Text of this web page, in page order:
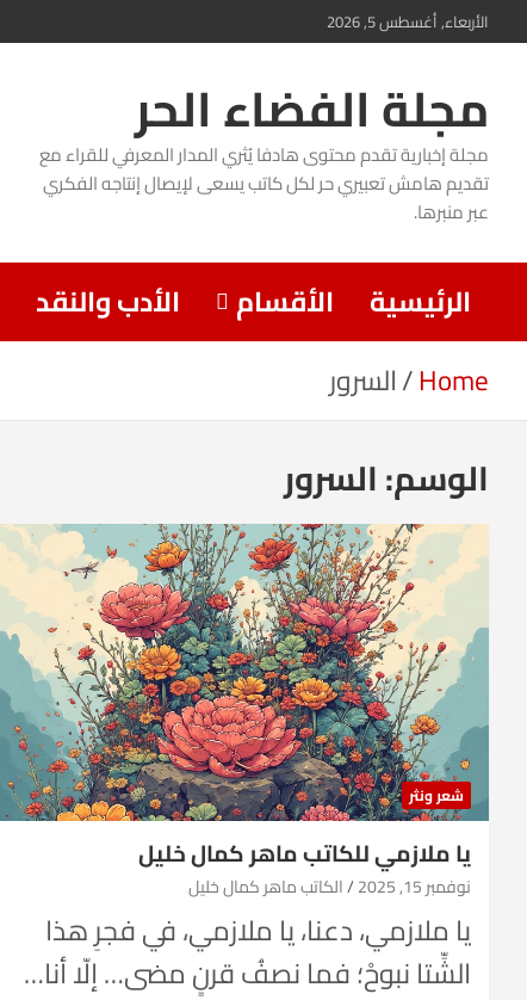
Skip
content
الأربعاء, أغسطس 5, 2026
مجلة الفضاء الحر
مجلة إخبارية تقدم محتوى هادفا يُثري المدار المعرفي للقراء مع
تقديم هامش تعبيري حر لكل كاتب يسعى لإيصال إنتاجه الفكري
عبر منبرها.
الرئيسية الأقسام الأدب والنقد
Home السرور
الوسم:السرور
شعر ونثر
يا ملازمي للكاتب ماهر كمال خليل
نوفمبر 15, 2025 الكاتب ماهر كمال خليل
يا ملازمي، دعنا، يا ملازمي، في فجرِ هذا
الشِّتا نبوحْ؛ فما نصفُ قرنٍ مضى… إلّا أنا…